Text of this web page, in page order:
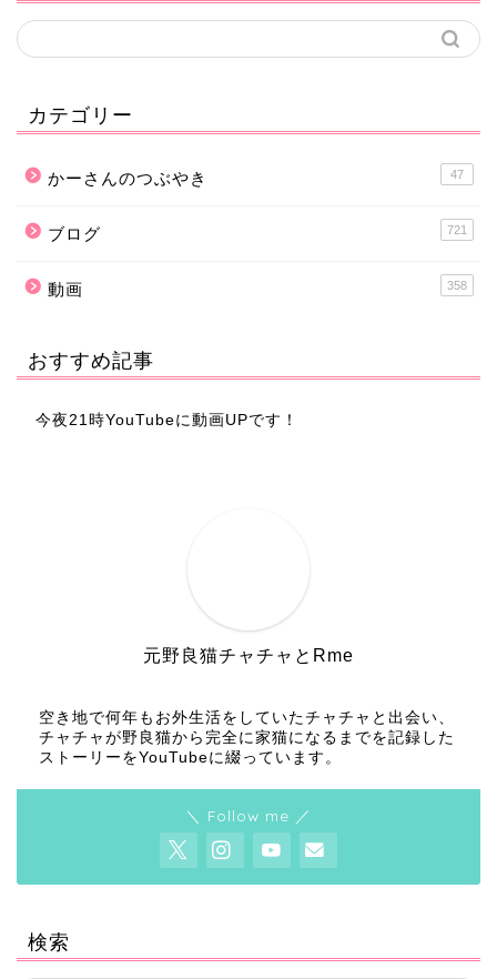
カテゴリー
かーさんのつぶやき 47
ブログ 721
動画 358
おすすめ記事
今夜21時YouTubeに動画UPです！
元野良猫チャチャとRme
空き地で何年もお外生活をしていたチャチャと出会い、
チャチャが野良猫から完全に家猫になるまでを記録した
ストーリーをYouTubeに綴っています。
＼ Follow me ／
検索